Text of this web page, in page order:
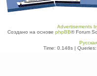
Advertisements
Создано на основе phpBB® Forum
Time: 0.148s | Queries: